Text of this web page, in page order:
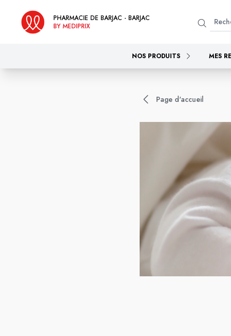
PHARMACIE DE BARJAC - BARJAC
BY MEDIPRIX
NOS PRODUITS MES
Page d'accueil